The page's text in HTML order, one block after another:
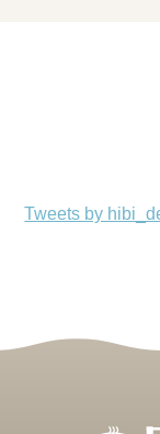
Tweets by